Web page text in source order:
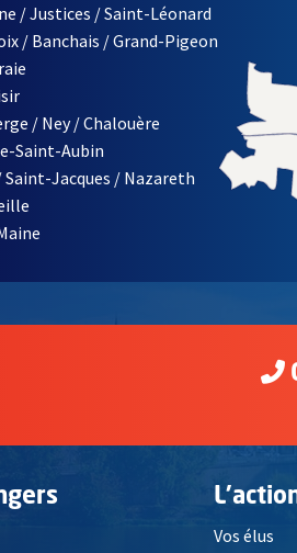
À LA LETTRE
/ Justices / Saint-Léonard
/ Banchais / Grand-Pigeon
/ Ney / Chalouère
Saint-Aubin
Saint-Jacques / Nazareth
Vos élus